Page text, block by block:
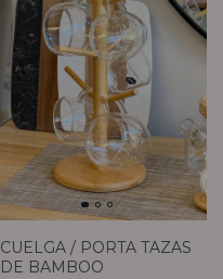
CUELGA / PORTA TAZAS
DE BAMBOO